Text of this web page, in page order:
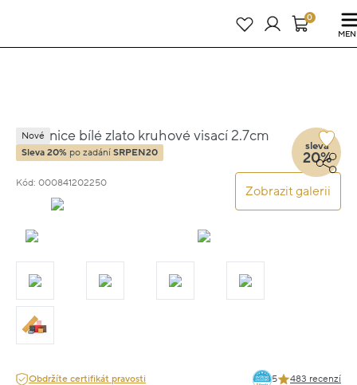
24 dní : 0h : 09m : 50s0
Náušnice bílé zlato kruhové visací 2.7cm
2.65g
Kód: 000841202250
Zobrazit galerii
Nové
Sleva 20% po zadání SRPEN20
sleva
20%
Obdržíte certifikát pravosti 5 483 recenzí